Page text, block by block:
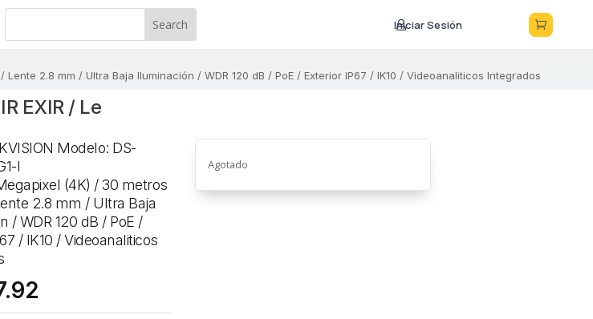

Iniciar Sesión 

Lente 2.8 mm / Ultra Baja Iluminación / WDR 120 dB / PoE / Exterior IP67 / IK10 / Videoanaliticos Integrados
EXIR / Le
Modelo: DS-
I
(4K) / 30 metros
2.8 mm / Ultra Baja
/ WDR 120 dB / PoE /
/ IK10 / Videoanaliticos
Agotado